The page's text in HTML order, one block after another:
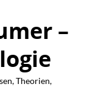
–
Theorien,